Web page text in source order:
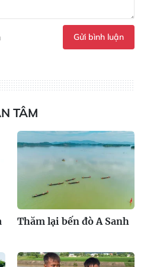
Gửi bình luận
TÂM
Thăm lại bến đò A Sanh